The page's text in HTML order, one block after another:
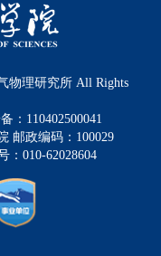
物理研究所 All Rights
：110402500041
邮政编码：100029
：010-62028604